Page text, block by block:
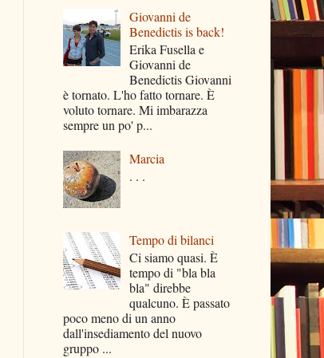
Giovanni de
Benedictis is back!
Erika Fusella e
Giovanni de
Benedictis Giovanni
è tornato. L'ho fatto tornare. È
voluto tornare. Mi imbarazza
sempre un po' p...
Marcia
. . .
Tempo di bilanci
Ci siamo quasi. È
tempo di "bla bla
bla" direbbe
qualcuno. È passato
poco meno di un anno
dall'insediamento del nuovo
gruppo ...